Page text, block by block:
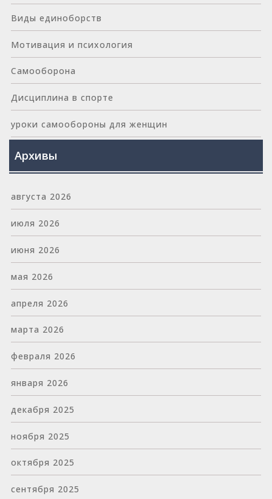
Виды единоборств
Мотивация и психология
Самооборона
Дисциплина в спорте
уроки самообороны для женщин
Архивы
августа 2026
июля 2026
июня 2026
мая 2026
апреля 2026
марта 2026
февраля 2026
января 2026
декабря 2025
ноября 2025
октября 2025
сентября 2025